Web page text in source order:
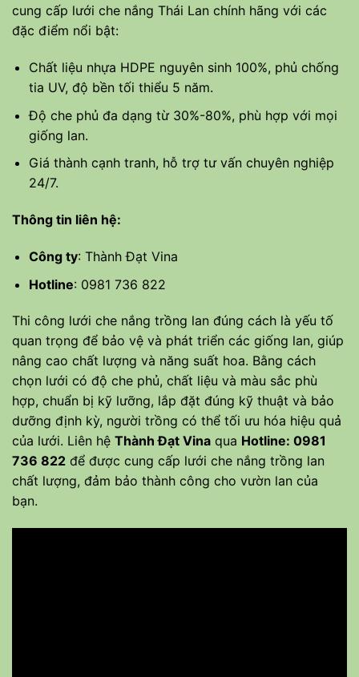
cung cấp lưới che nắng Thái Lan chính hãng với các
đặc điểm nổi bật:
Chất liệu nhựa HDPE nguyên sinh 100%, phủ chống
tia UV, độ bền tối thiểu 5 năm.
Độ che phủ đa dạng từ 30%-80%, phù hợp với mọi
giống lan.
Giá thành cạnh tranh, hỗ trợ tư vấn chuyên nghiệp
24/7.
Thông tin liên hệ:
Công ty: Thành Đạt Vina
Hotline: 0981 736 822
Thi công lưới che nắng trồng lan đúng cách là yếu tố
quan trọng để bảo vệ và phát triển các giống lan, giúp
nâng cao chất lượng và năng suất hoa. Bằng cách
chọn lưới có độ che phủ, chất liệu và màu sắc phù
hợp, chuẩn bị kỹ lưỡng, lắp đặt đúng kỹ thuật và bảo
dưỡng định kỳ, người trồng có thể tối ưu hóa hiệu quả
của lưới. Liên hệ Thành Đạt Vina qua Hotline: 0981
736 822 để được cung cấp lưới che nắng trồng lan
chất lượng, đảm bảo thành công cho vườn lan của
bạn.